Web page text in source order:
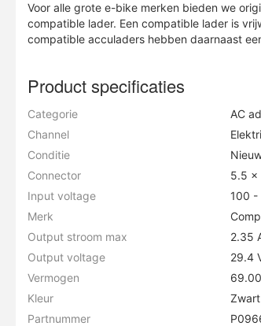
Voor alle grote e-bike merken bieden we
compatible lader. Een compatible lader is
compatible acculaders hebben daarnaast
Product specificaties
Categorie
AC
Channel
Conditie
Connector
5.5 x
Input voltage
100 -
Merk
Output stroom max
2.35
Output voltage
29.4
Vermogen
Kleur
Zwart
Partnummer